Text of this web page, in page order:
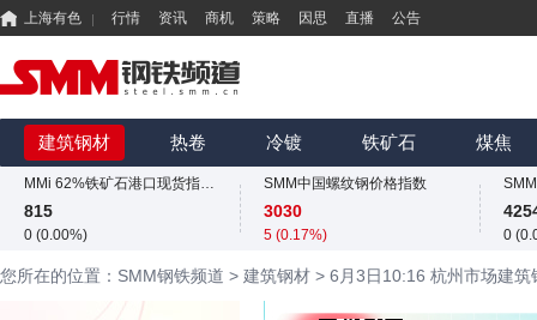
上海有色 行情 资讯 商机 策略 因思 直播 公告
建筑钢材 热卷 冷镀 铁矿石 煤焦
852.22
-4.96 (-0.58%)
MMi 62%铁矿石港口现货指数（青岛港）
815
0 (0.00%)
852.22
SMM中国螺纹钢价格指数
1980
SMM中国螺纹钢价格指数
3030
5 (0.17%)
1980
0
您所在的位置：SMM钢铁频道 > 建筑钢材 > 6月3日10:16 杭州市场建筑